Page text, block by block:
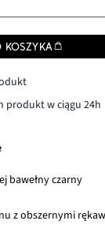
produkt w ciągu 24h
bawełny czarny
z obszernymi